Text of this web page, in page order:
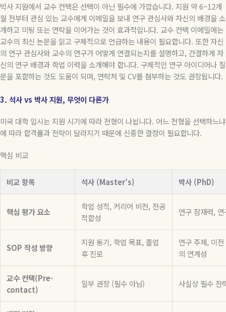
박사 지원에서 교수 컨택은 선택이 아닌 필수에 가깝습니다. 지원 약6~12개
월 전부터 관심 있는 교수에게 이메일을 보내 연구 관심사와 자신의 배경을 소
개하고 미팅 또는 연락을 이어가는 것이 효과적입니다. 교수 컨택 이메일에는
교수의 최신 논문을 읽고 구체적으로 언급하는 내용이 필요합니다. 또한 자신
의 연구 관심사와 교수의 연구가 어떻게 연결되는지를 설명하고, 간결하게 자
신의 연구 배경과 학업 이력을 소개해야 합니다. 구체적인 연구 아이디어나 질
문을 포함하는 것도 도움이 되며, 연락처 및 CV를 첨부하는 것도 권장됩니다.
3. 석사 vs 박사 지원, 무엇이 다른가
미국 대학 입시는 지원 시기에 따라 전형이 나뉩니다. 어느 전형을 선택하느냐
에 따라 합격률과 전략이 달라지기 때문에 신중한 결정이 필요합니다.
핵심 비교
비교 항목 석사 (Master’s) 박사 (PhD)
핵심 평가 요소
학업 성적, 커리어 비전, 전공
적합성
연구 잠재력,
SOP 작성 방향
지원 동기, 학업 목표, 졸업
후 진로
연구 주제, 이
의 연계성
교수 컨택(Pre-
contact)
일부 권장 (필수 아님) 사실상 필수 전